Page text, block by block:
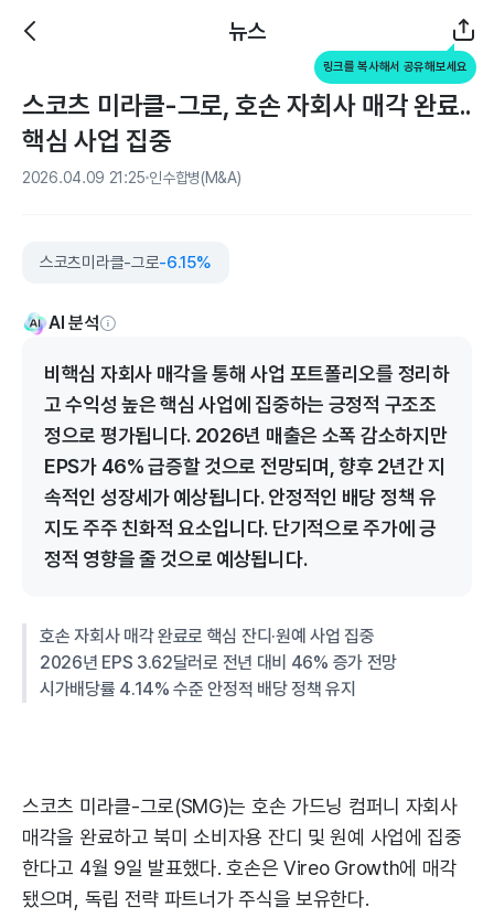
뉴스
링크를 복사해서 공유해보세요
스코츠 미라클-그로, 호손 자회사 매각 완료..
핵심 사업 집중
2026.04.09 21:25 인수합병(M&A)
스코츠미라클-그로-6.15%
AI 분석
비핵심 자회사 매각을 통해 사업 포트폴리오를 정리하
고 수익성 높은 핵심 사업에 집중하는 긍정적 구조조
정으로 평가됩니다. 2026년 매출은 소폭 감소하지만
EPS가 46% 급증할 것으로 전망되며, 향후 2년간 지
속적인 성장세가 예상됩니다. 안정적인 배당 정책 유
지도 주주 친화적 요소입니다. 단기적으로 주가에 긍
정적 영향을 줄 것으로 예상됩니다.
호손 자회사 매각 완료로 핵심 잔디·원예 사업 집중
2026년 EPS 3.62달러로 전년 대비 46% 증가 전망
시가배당률 4.14% 수준 안정적 배당 정책 유지
스코츠 미라클-그로(SMG)는 호손 가드닝 컴퍼니 자회사
매각을 완료하고 북미 소비자용 잔디 및 원예 사업에 집중
한다고 4월 9일 발표했다. 호손은 Vireo Growth에 매각
됐으며, 독립 전략 파트너가 주식을 보유한다.